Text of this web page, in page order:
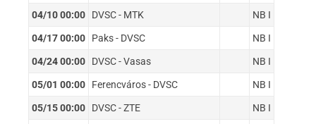
04/10 00:00 DVSC - MTK NB I
04/17 00:00 Paks - DVSC NB I
04/24 00:00 DVSC - Vasas NB I
05/01 00:00 Ferencváros - DVSC NB I
05/15 00:00 DVSC - ZTE NB I